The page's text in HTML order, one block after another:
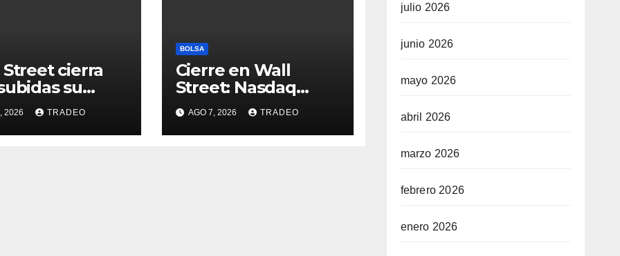
cierra
su
más alcista
abril
2026 TRADEO
BOLSA
Cierre en Wall
Street: Nasdaq
(+0,28%), S&P 500
(+0,62%) y Nasdaq
(+1,30%)
AGO 7, 2026 TRADEO
julio 2026
junio 2026
mayo 2026
abril 2026
marzo 2026
febrero 2026
enero 2026